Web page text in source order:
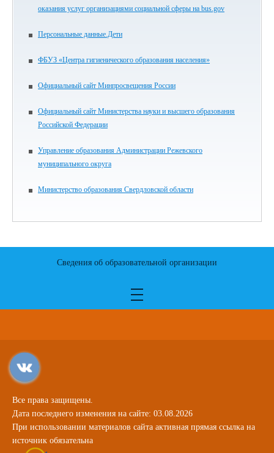
оказания услуг организациями социальной сферы на bus.gov
Персональные данные.Дети
ФБУЗ «Центра гигиенического образования населения»
Официальный сайт Минпросвещения России
Официальный сайт Министерства науки и высшего образования
Российской Федерации
Управление образования Администрации Режевского
муниципального округа
Министерство образования Свердловской области
Сведения об образовательной организации
Все права защищены.
Дата последнего изменения на сайте: 03.08.2026
При использовании материалов сайта активная прямая ссылка на
источник обязательна